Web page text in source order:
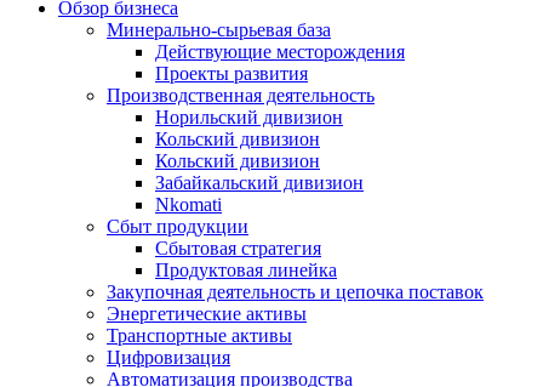
Обзор бизнеса
Минерально-сырьевая база
Действующие месторождения
Проекты развития
Производственная деятельность
Норильский дивизион
Кольский дивизион
Кольский дивизион
Забайкальский дивизион
Nkomati
Сбыт продукции
Сбытовая стратегия
Продуктовая линейка
Закупочная деятельность и цепочка поставок
Энергетические активы
Транспортные активы
Цифровизация
Автоматизация производства